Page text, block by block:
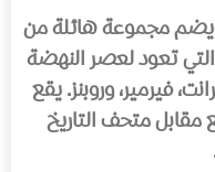
مجموعة هائلة من
التي تعود لعصر النهضة
فيرمير، وروبنز. يقع
متحف التاريخ